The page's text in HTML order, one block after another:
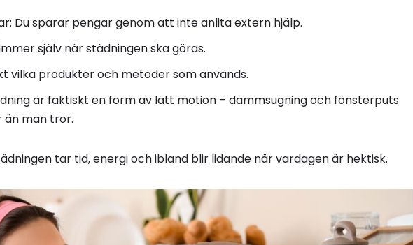
Du sparar pengar genom att inte anlita extern hjälp.
själv när städningen ska göras.
vilka produkter och metoder som används.
är faktiskt en form av lätt motion – dammsugning och fönsterputs
än man tror.
tar tid, energi och ibland blir lidande när vardagen är hektisk.